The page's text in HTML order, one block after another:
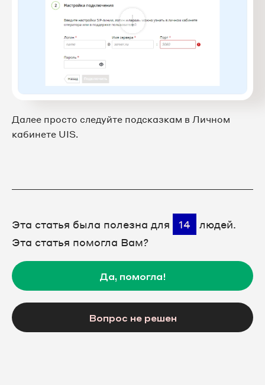
Далее просто следуйте подсказкам в Личном
кабинете UIS.
Эта статья была полезна для 14
людей.
Эта статья помогла Вам?
Да, помогла!
Вопрос не решен